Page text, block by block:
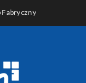
Fabryczny